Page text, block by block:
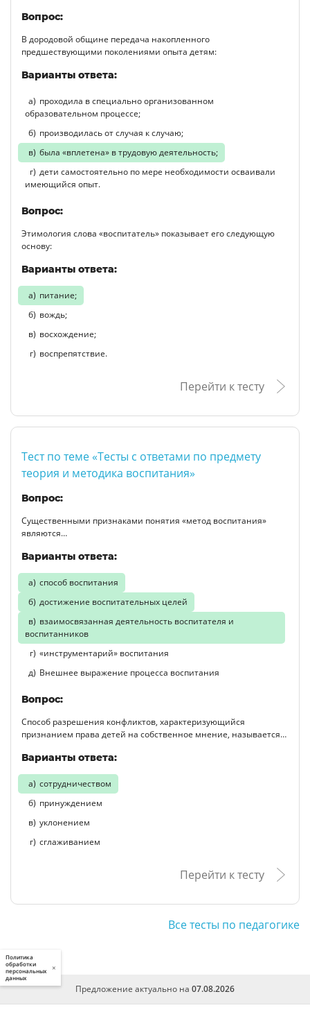
Вопрос:
В дородовой общине передача накопленного
предшествующими поколениями опыта детям:
Варианты ответа:
проходила в специально организованном
образовательном процессе;
производилась от случая к случаю;
была «вплетена» в трудовую деятельность;
дети самостоятельно по мере необходимости осваивали
имеющийся опыт.
Вопрос:
Этимология слова «воспитатель» показывает его следующую
основу:
Варианты ответа:
питание;
вождь;
восхождение;
воспрепятствие.
Перейти к тесту
Тест по теме «Тесты с ответами по предмету
теория и методика воспитания»
Вопрос:
Существенными признаками понятия «метод воспитания»
являются…
Варианты ответа:
способ воспитания
достижение воспитательных целей
взаимосвязанная деятельность воспитателя и
воспитанников
«инструментарий» воспитания
Внешнее выражение процесса воспитания
Вопрос:
Способ разрешения конфликтов, характеризующийся
признанием права детей на собственное мнение, называется…
Варианты ответа:
сотрудничеством
принуждением
уклонением
сглаживанием
Перейти к тесту
Все тесты по педагогике
Предложение актуально на 07.08.2026
Политика
обработки
персональных
данных
×